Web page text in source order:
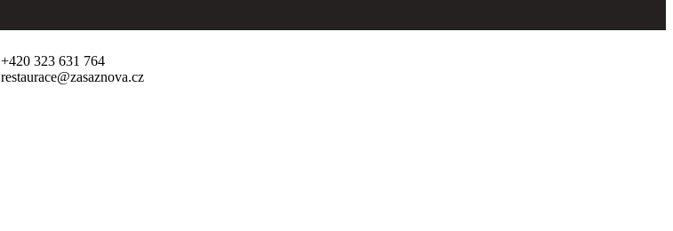
+420 323 631 764
restaurace@zasaznova.cz